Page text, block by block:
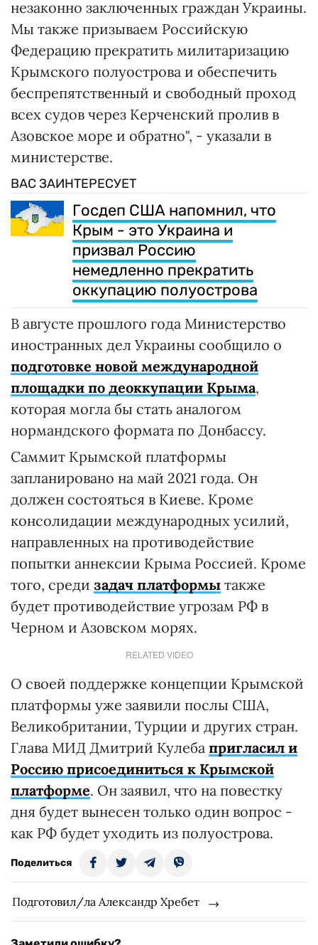
незаконно заключенных граждан Украины.
Мы также призываем Российскую
Федерацию прекратить милитаризацию
Крымского полуострова и обеспечить
беспрепятственный и свободный проход
всех судов через Керченский пролив в
Азовское море и обратно", - указали в
министерстве.
ВАС ЗАИНТЕРЕСУЕТ
Госдеп США напомнил, что
Крым - это Украина и
призвал Россию
немедленно прекратить
оккупацию полуострова
В августе прошлого года Министерство
иностранных дел Украины сообщило о
подготовке новой международной
площадки по деоккупации Крыма,
которая могла бы стать аналогом
нормандского формата по Донбассу.
Саммит Крымской платформы
запланировано на май 2021 года. Он
должен состояться в Киеве. Кроме
консолидации международных усилий,
направленных на противодействие
попытки аннексии Крыма Россией. Кроме
того, среди задач платформы также
будет противодействие угрозам РФ в
Черном и Азовском морях.
RELATED VIDEO
О своей поддержке концепции Крымской
платформы уже заявили послы США,
Великобритании, Турции и других стран.
Глава МИД Дмитрий Кулеба пригласил и
Россию присоединиться к Крымской
платформе. Он заявил, что на повестку
дня будет вынесен только один вопрос -
как РФ будет уходить из полуострова.
Поделиться
Подготовил/ла Александр Хребет